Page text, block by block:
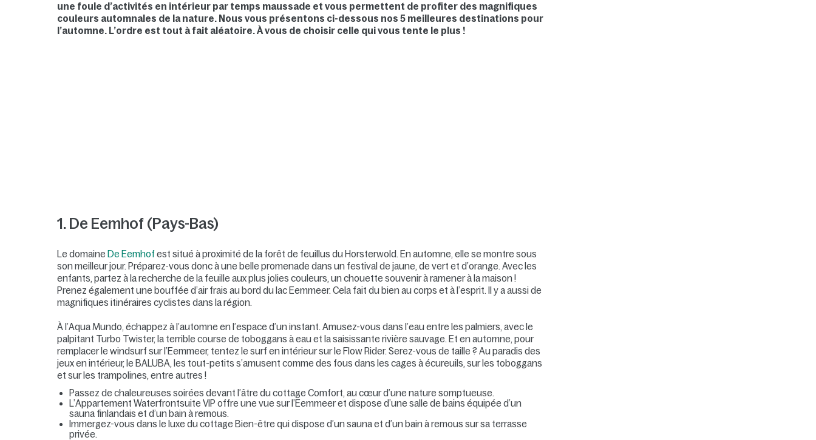
une foule d’activités en intérieur par temps maussade et vous permettent de profiter des magnifiques
couleurs automnales de la nature. Nous vous présentons ci-dessous nos 5 meilleures destinations pour
l’automne. L’ordre est tout à fait aléatoire. À vous de choisir celle qui vous tente le plus !
1. De Eemhof (Pays-Bas)
Le domaine De Eemhofest situé à proximité de la forêt de feuillus du Horsterwold. En automne, elle se montre sous
son meilleur jour. Préparez-vous donc à une belle promenade dans un festival de jaune, de vert et d’orange. Avec les
enfants, partez à la recherche de la feuille aux plus jolies couleurs, un chouette souvenir à ramener à la maison !
Prenez également une bouffée d’air frais au bord du lac Eemmeer. Cela fait du bien au corps et à l’esprit. Il y a aussi de
magnifiques itinéraires cyclistes dans la région.
À l’Aqua Mundo, échappez à l’automne en l’espace d’un instant. Amusez-vous dans l’eau entre les palmiers, avec le
palpitant Turbo Twister, la terrible course de toboggans à eau et la saisissante rivière sauvage. Et en automne, pour
remplacer le windsurf sur l’Eemmeer, tentez le surf en intérieur sur le Flow Rider. Serez-vous de taille ? Au paradis des
jeux en intérieur, le BALUBA, les tout-petits s’amusent comme des fous dans les cages à écureuils, sur les toboggans
et sur les trampolines, entre autres !
Passez de chaleureuses soirées devant l’âtre du cottage Comfort, au cœur d’une nature somptueuse.
L’Appartement Waterfrontsuite VIP offre une vue sur l’Eemmeer et dispose d’une salle de bains équipée d’un
sauna finlandais et d’un bain à remous.
Immergez-vous dans le luxe du cottage Bien-être qui dispose d’un sauna et d’un bain à remous sur sa terrasse
privée.